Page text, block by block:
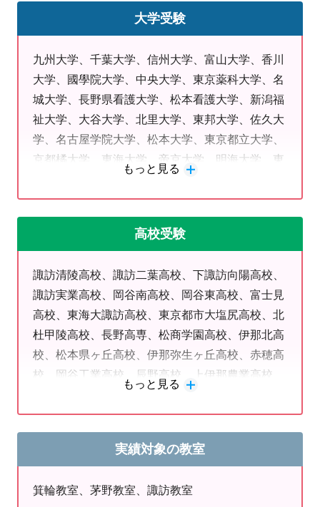
☑夏休み明けのテストに向けて、残りの期間で何をすべ
マツキヨ赤沼店様の向かい、ラムー諏訪店様の近くにあ
ります。
・住所:諏訪市四賀赤沼1650-7(中山ビル)
・お電話:0266-75-1895
＜お通いの生徒さんの学校＞
諏訪南中・諏訪中・諏訪西中・信大附属松本中
当教室は8月12日(水)～8月16日(日)まで休校とさせてい
ただきます。
※期間中にいただいたお問合せにつきましては、８月
17日(月)以降に順次対応させていただきます。
ご不便おかけしますが何卒ご了承のほどよろしくお願い
・友人紹介で紹介した・された方両方に図書券など(¥2,000
分)を進呈。(8/29まで)
大学受験
九州大学、千葉大学、信州大学、富山大学、香川
大学、國學院大学、中央大学、東京薬科大学、名
城大学、長野県看護大学、松本看護大学、新潟福
祉大学、大谷大学、北里大学、東邦大学、佐久大
学、名古屋学院大学、松本大学、東京都立大学、
京都橘大学、東海大学、帝京大学、明海大学、東
大学、立教大学、明治学院大学、長野大学、日本
大学、神奈川工科大学、拓殖大学、武蔵野大学
もっと見る
高校受験
諏訪清陵高校、諏訪二葉高校、下諏訪向陽高校、
諏訪実業高校、岡谷南高校、岡谷東高校、富士見
高校、東海大諏訪高校、東京都市大塩尻高校、北
杜甲陵高校、長野高専、松商学園高校、伊那北高
校、松本県ヶ丘高校、伊那弥生ヶ丘高校、赤穂高
校、岡谷工業高校、辰野高校、上伊那農業高校、
高校、帝京第三高校、 など
もっと見る
実績対象の教室
箕輪教室、茅野教室、諏訪教室